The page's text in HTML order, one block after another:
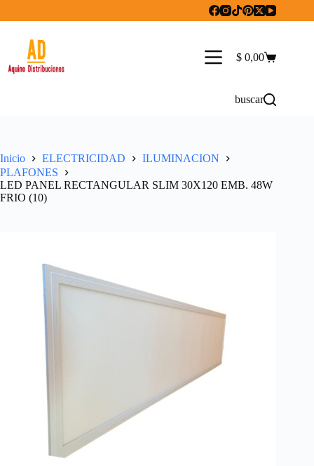
Carro
$ 0,00
buscar
Inicio ELECTRICIDAD
ILUMINACION
PLAFONES
LED PANEL RECTANGULAR SLIM 30X120 EMB. 48W
FRIO (10)